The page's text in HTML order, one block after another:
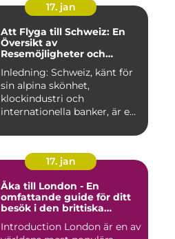
17. jan
Att Flyga till Schweiz: En
Översikt av
Resemöjligheter och
Nackdelar
Inledning: Schweiz, känt för
sin alpina skönhet,
klockindustri och
internationella banker, är en
17. jan
Åka till London - En
omfattande guide för ditt
besök i den brittiska
Introduction London är en av